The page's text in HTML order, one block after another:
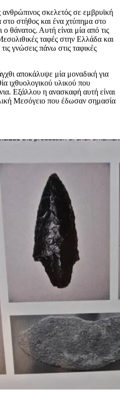
σκελετός σε εμβρυϊκή
στήθος και ένα χτύπημα στο
θάνατος. Αυτή είναι μία από τις
ταφές στην Ελλάδα και
γνώσεις πάνω στις ταφικές
αποκάλυψε μία μοναδική για
ιχθυολογικού υλικού που
Εξάλλου η ανασκαφή αυτή είναι
Μεσόγειο που έδωσαν σημασία